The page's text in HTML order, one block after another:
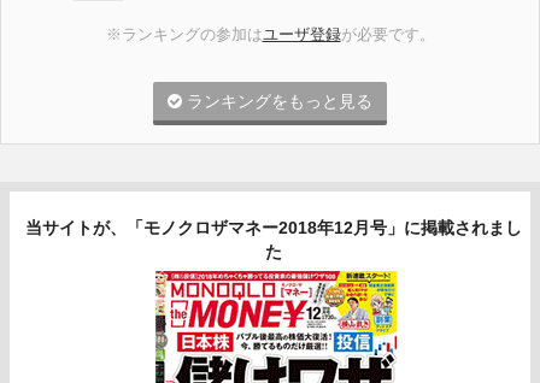
※ランキングの参加はユーザ登録が必要です。
ランキングをもっと見る
当サイトが、「モノクロザマネー2018年12月号」に掲載されまし
た